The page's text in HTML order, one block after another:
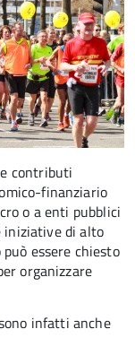
contributi
finanziario
o a enti pubblici
iniziative di alto
essere chiesto
organizzare
infatti anche